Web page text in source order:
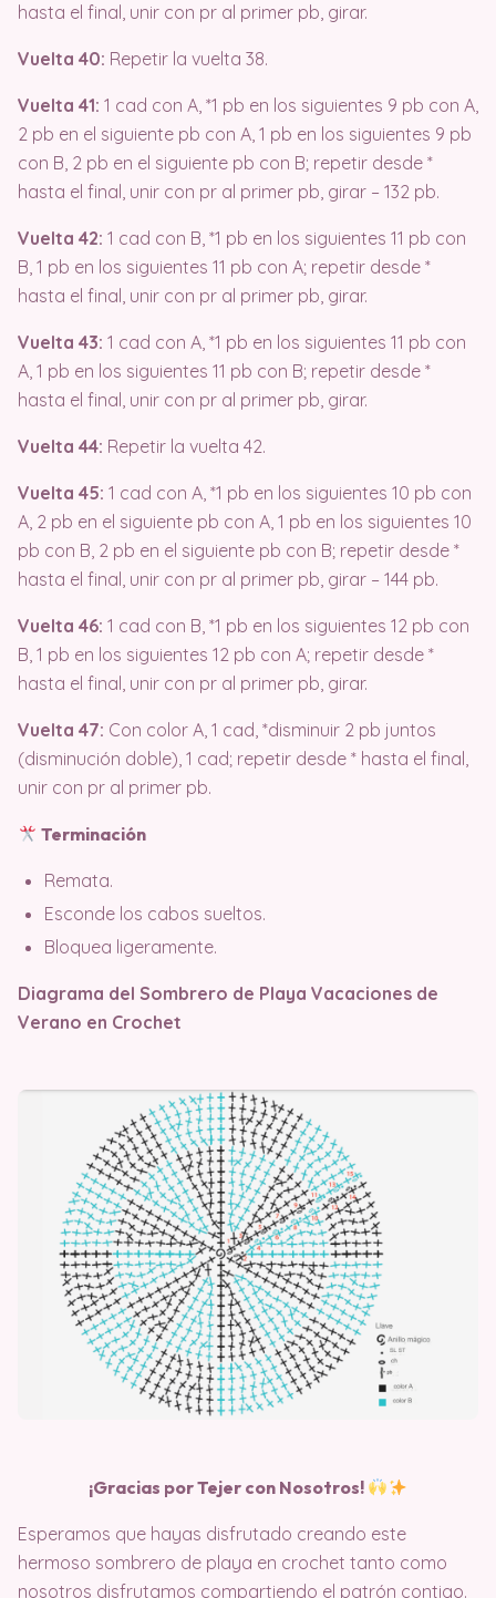
hasta el final, unir con pr al primer pb, girar.
Vuelta 40: Repetir la vuelta 38.
Vuelta 41: 1 cad con A, *1 pb en los siguientes 9 pb con A,
2 pb en el siguiente pb con A, 1 pb en los siguientes 9 pb
con B, 2 pb en el siguiente pb con B; repetir desde *
hasta el final, unir con pr al primer pb, girar – 132 pb.
Vuelta 42: 1 cad con B, *1 pb en los siguientes 11 pb con
B, 1 pb en los siguientes 11 pb con A; repetir desde *
hasta el final, unir con pr al primer pb, girar.
Vuelta 43: 1 cad con A, *1 pb en los siguientes 11 pb con
A, 1 pb en los siguientes 11 pb con B; repetir desde *
hasta el final, unir con pr al primer pb, girar.
Vuelta 44: Repetir la vuelta 42.
Vuelta 45: 1 cad con A, *1 pb en los siguientes 10 pb con
A, 2 pb en el siguiente pb con A, 1 pb en los siguientes 10
pb con B, 2 pb en el siguiente pb con B; repetir desde *
hasta el final, unir con pr al primer pb, girar – 144 pb.
Vuelta 46: 1 cad con B, *1 pb en los siguientes 12 pb con
B, 1 pb en los siguientes 12 pb con A; repetir desde *
hasta el final, unir con pr al primer pb, girar.
Vuelta 47: Con color A, 1 cad, *disminuir 2 pb juntos
(disminución doble), 1 cad; repetir desde * hasta el final,
unir con pr al primer pb.
Terminación
Remata.
Esconde los cabos sueltos.
Bloquea ligeramente.
Diagrama del Sombrero de Playa Vacaciones de
Verano en Crochet
¡Gracias por Tejer con Nosotros!
Esperamos que hayas disfrutado creando este
hermoso sombrero de playa en crochet tanto como
nosotros disfrutamos compartiendo el patrón contigo.